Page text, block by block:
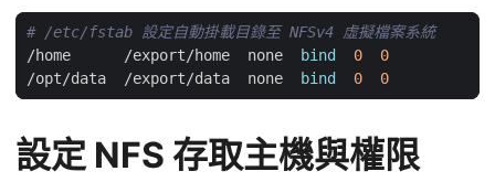
# /etc/fstab 設定自動掛載目錄至 NFSv4 虛擬檔案系統
/home      /export/home  none
bind 0
0
/opt/data  /export/data  none
bind 0 0
設定 NFS 存取主機與權限